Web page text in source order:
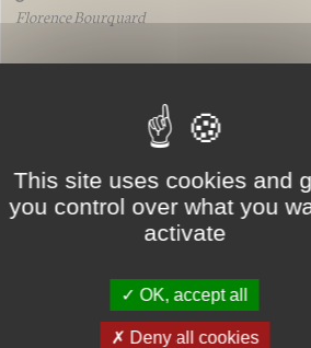
Florence Bourquard
Martin Fache
Pierre-Brice Lebrun
This site uses cookies and
you control over what you
activate
OK, accept all
Deny all cookies